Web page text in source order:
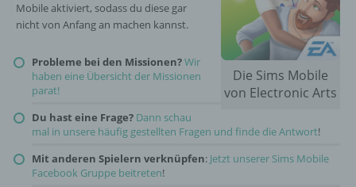
Die Sims Mobile
von Electronic Arts
Mobile aktiviert, sodass du diese gar
nicht von Anfang an machen kannst.
Probleme bei den Missionen?Wir
haben eine Übersicht der Missionen
parat!
Du hast eine Frage? Dann schau
mal in unsere häufig gestellten Fragen und finde die Antwort!
Mit anderen Spielern verknüpfen: Jetzt unserer Sims Mobile
Facebook Gruppe beitreten!